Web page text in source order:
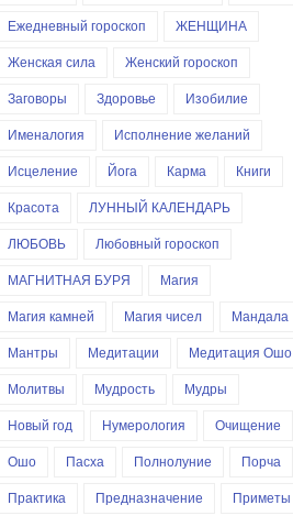
Ежедневный гороскоп
ЖЕНЩИНА
Женская сила
Женский гороскоп
Заговоры
Здоровье
Изобилие
Именалогия
Исполнение желаний
Исцеление
Йога Карма
Книги
Красота
ЛУННЫЙ КАЛЕНДАРЬ
ЛЮБОВЬ
Любовный гороскоп
МАГНИТНАЯ БУРЯ
Магия
Магия камней
Магия чисел
Мандала
Мантры
Медитации
Медитация Ошо
Молитвы
Мудрость
Мудры
Новый год
Нумерология
Очищение
Ошо
Пасха Полнолуние
Порча
Практика
Предназначение
Приметы